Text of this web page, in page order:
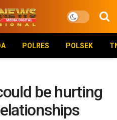
POLRES POLSEK
be hurting